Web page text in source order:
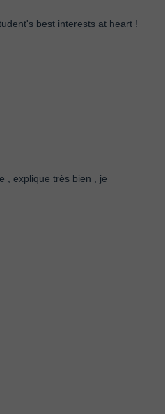
best interests at heart !
, explique très bien , je